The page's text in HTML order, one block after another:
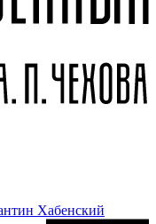
Хабенский